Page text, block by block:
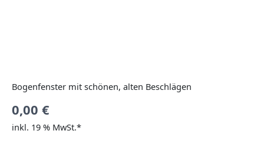
Bogenfenster mit schönen, alten Beschlägen
0,00 €
inkl. 19 % MwSt.*